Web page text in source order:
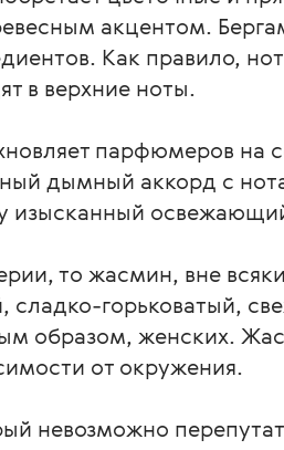
акцентом.
Как правило,
в верхние ноты.
парфюмеров на
дымный аккорд с
изысканный
то жасмин, вне
горьковатый,
образом, женских.
от окружения.
невозможно